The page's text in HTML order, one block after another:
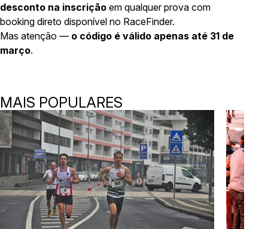
desconto na inscrição em qualquer prova com
booking direto disponível no RaceFinder.
Mas atenção — o código é válido apenas até 31 de
março.
MAIS POPULARES